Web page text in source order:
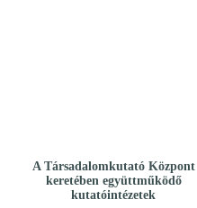
A Társadalomkutató Központ
keretében együttműködő
kutatóintézetek